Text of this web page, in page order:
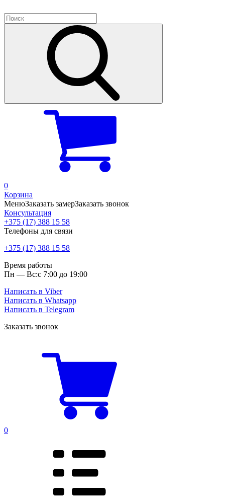
0
Корзина
МенюЗаказать замерЗаказать звонок
Консультация
+375 (17) 388 15 58
Телефоны для связи
+375 (17) 388 15 58
Время работы
Пн — Вс:с 7:00 до 19:00
Написать в Viber
Написать в Whatsapp
Написать в Telegram
Заказать звонок
0